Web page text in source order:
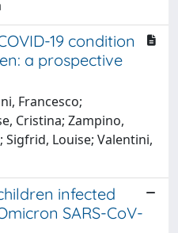
19 condition
a prospective
Francesco;
Cristina; Zampino,
Louise; Valentini,
infected
SARS-CoV-